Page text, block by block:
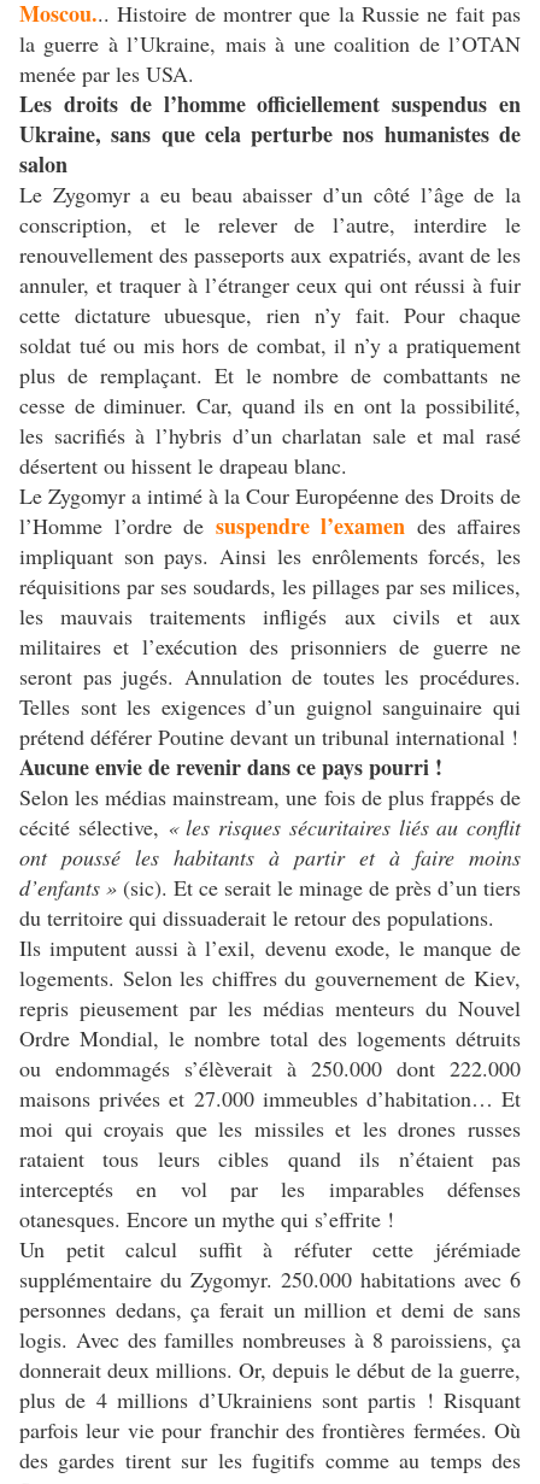
Moscou... Histoire de montrer que la Russie ne fait pas
la guerre à l’Ukraine, mais à une coalition de l’OTAN
menée par les USA.
Les droits de l’homme officiellement suspendus en
Ukraine, sans que cela perturbe nos humanistes de
salon
Le Zygomyr a eu beau abaisser d’un côté l’âge de la
conscription, et le relever de l’autre, interdire le
renouvellement des passeports aux expatriés, avant de les
annuler, et traquer à l’étranger ceux qui ont réussi à fuir
cette dictature ubuesque, rien n’y fait. Pour chaque
soldat tué ou mis hors de combat, il n’y a pratiquement
plus de remplaçant. Et le nombre de combattants ne
cesse de diminuer. Car, quand ils en ont la possibilité,
les sacrifiés à l’hybris d’un charlatan sale et mal rasé
désertent ou hissent le drapeau blanc.
Le Zygomyr a intimé à la Cour Européenne des Droits de
l’Homme l’ordre de suspendre l’examen des affaires
impliquant son pays. Ainsi les enrôlements forcés, les
réquisitions par ses soudards, les pillages par ses milices,
les mauvais traitements infligés aux civils et aux
militaires et l’exécution des prisonniers de guerre ne
seront pas jugés. Annulation de toutes les procédures.
Telles sont les exigences d’un guignol sanguinaire qui
prétend déférer Poutine devant un tribunal international !
Aucune envie de revenir dans ce pays pourri !
Selon les médias mainstream, une fois de plus frappés de
cécité sélective, « les risques sécuritaires liés au conflit
ont poussé les habitants à partir et à faire moins
d’enfants » (sic). Et ce serait le minage de près d’un tiers
du territoire qui dissuaderait le retour des populations.
Ils imputent aussi à l’exil, devenu exode, le manque de
logements. Selon les chiffres du gouvernement de Kiev,
repris pieusement par les médias menteurs du Nouvel
Ordre Mondial, le nombre total des logements détruits
ou endommagés s’élèverait à 250.000 dont 222.000
maisons privées et 27.000 immeubles d’habitation… Et
moi qui croyais que les missiles et les drones russes
rataient tous leurs cibles quand ils n’étaient pas
interceptés en vol par les imparables défenses
otanesques. Encore un mythe qui s’effrite !
Un petit calcul suffit à réfuter cette jérémiade
supplémentaire du Zygomyr. 250.000 habitations avec 6
personnes dedans, ça ferait un million et demi de sans
logis. Avec des familles nombreuses à 8 paroissiens, ça
donnerait deux millions. Or, depuis le début de la guerre,
plus de 4 millions d’Ukrainiens sont partis ! Risquant
parfois leur vie pour franchir des frontières fermées. Où
des gardes tirent sur les fugitifs comme au temps des